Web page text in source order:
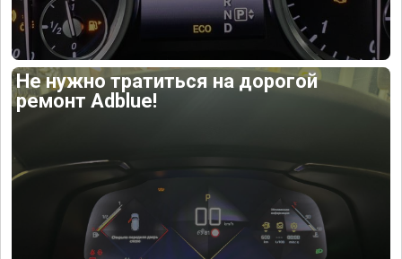
Не нужно тратиться на дорогой
ремонт Adblue!